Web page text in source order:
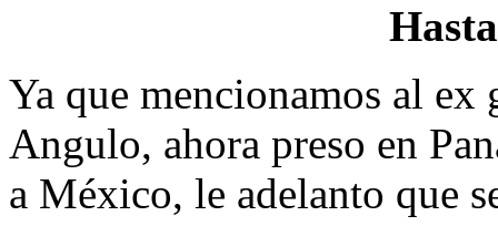
Ya que mencionamos al
Angulo, ahora preso en
a México, le adelanto que